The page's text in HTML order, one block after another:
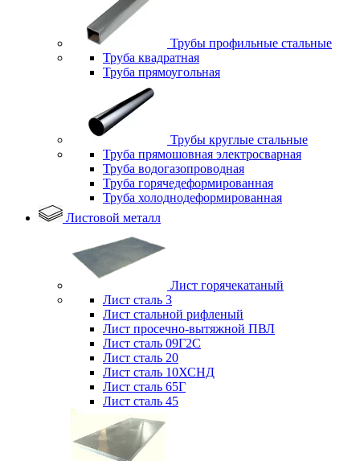
Трубы профильные стальные
Труба квадратная
Труба прямоугольная
Трубы круглые стальные
Труба прямошовная электросварная
Труба водогазопроводная
Труба горячедеформированная
Труба холоднодеформированная
Листовой металл
Лист горячекатаный
Лист сталь 3
Лист стальной рифленый
Лист просечно-вытяжной ПВЛ
Лист сталь 09Г2С
Лист сталь 20
Лист сталь 10ХСНД
Лист сталь 65Г
Лист сталь 45